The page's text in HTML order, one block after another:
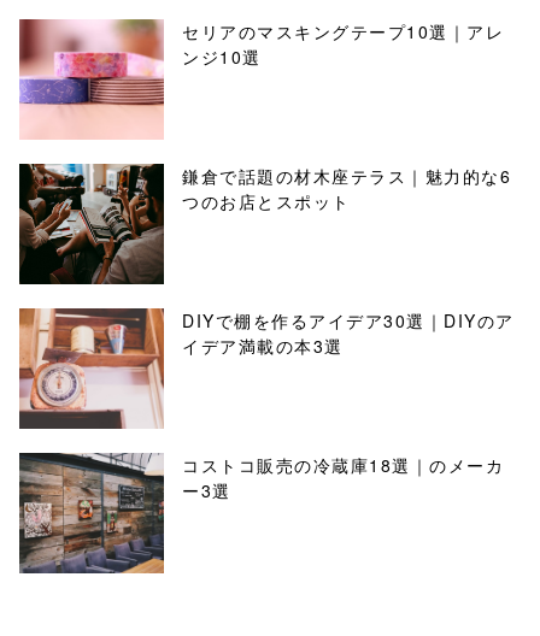
セリアのマスキングテープ10選｜アレ
ンジ10選
鎌倉で話題の材木座テラス｜魅力的な6
つのお店とスポット
DIYで棚を作るアイデア30選｜DIYのア
イデア満載の本3選
コストコ販売の冷蔵庫18選｜のメーカ
ー3選